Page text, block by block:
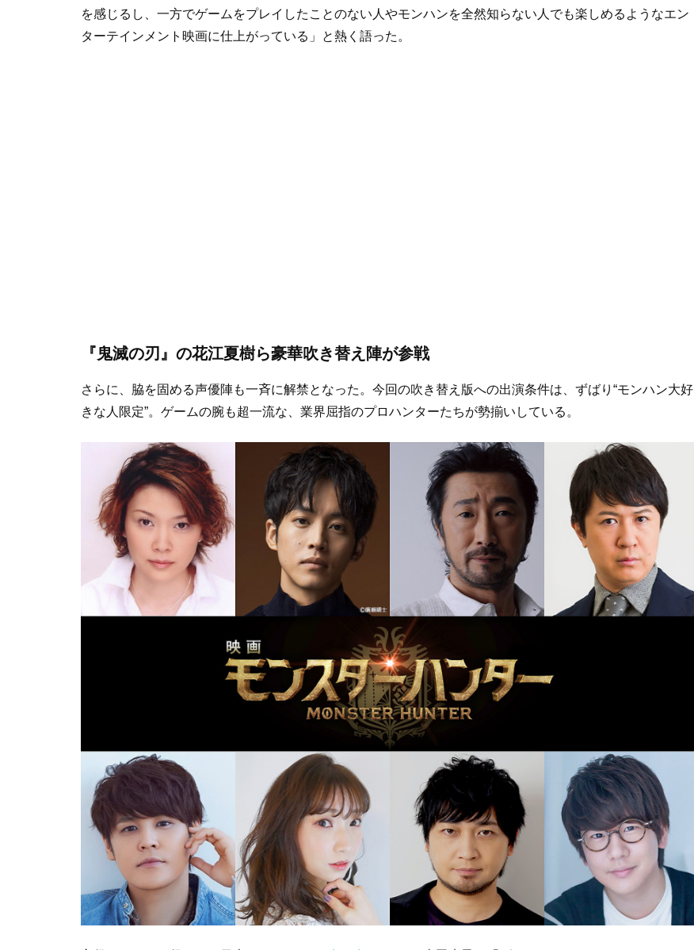
を感じるし、一方でゲームをプレイしたことのない人やモンハンを全然知らない人でも楽しめるようなエン
ターテインメント映画に仕上がっている」と熱く語った。
『鬼滅の刃』の花江夏樹ら豪華吹き替え陣が参戦
さらに、脇を固める声優陣も一斉に解禁となった。今回の吹き替え版への出演条件は、ずばり“モンハン大好
きな人限定”。ゲームの腕も超一流な、業界屈指のプロハンターたちが勢揃いしている。